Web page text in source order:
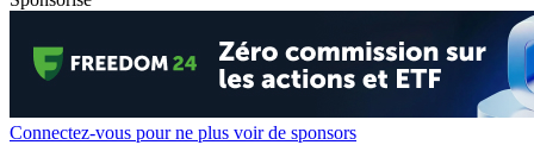
Connectez-vous pour ne plus voir de sponsors